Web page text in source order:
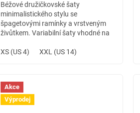
Béžové družičkovské šaty
minimalistického stylu se
špagetovými ramínky a vrstveným
živůtkem. Variabilní šaty vhodné na
hudební festival.
XS (US 4) XXL (US 14)
Akce
Výprodej